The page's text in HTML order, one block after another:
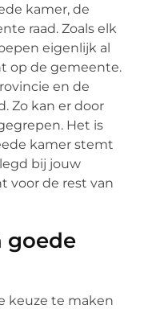
kamer, de
raad. Zoals elk
eigenlijk al
op de gemeente.
en de
Zo kan er door
Het is
kamer stemt
bij jouw
voor de rest van
goede
keuze te maken